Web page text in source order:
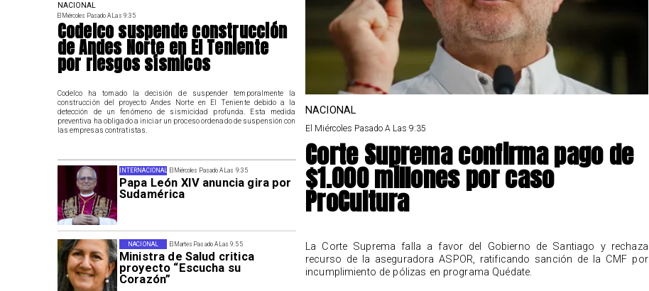
El Miércoles Pasado A Las 9:35
Papa León XIV anuncia gira por
Sudamérica
INTERNACIONAL
El Martes Pasado A Las 9:55
Ministra de Salud critica
proyecto “Escucha su
Corazón”
NACIONAL
NACIONAL
El Miércoles Pasado A Las 9:35
Codelco suspende construcción
de Andes Norte en El Teniente
por riesgos sísmicos
Codelco ha tomado la decisión de suspender temporalmente la
construcción del proyecto Andes Norte en El Teniente debido a la
detección de un fenómeno de sismicidad profunda. Esta medida
preventiva ha obligado a iniciar un proceso ordenado de suspensión con
las empresas contratistas.
NACIONAL
El Miércoles Pasado A Las 9:35
Corte Suprema confirma pago de
$1.000 millones por caso
ProCultura
La Corte Suprema falla a favor del Gobierno de Santiago y rechaza
recurso de la aseguradora ASPOR, ratificando sanción de la CMF por
incumplimiento de pólizas en programa Quédate.